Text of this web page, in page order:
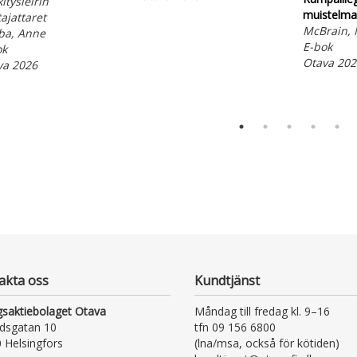
Anne
2026
McBrain,
E-bok
Otava
oss
Otava
10
Helsingfors
Kundtjänst
Måndag till fredag kl. 9–16
tfn 09 156 6800
(lna/msa, också för kötiden)